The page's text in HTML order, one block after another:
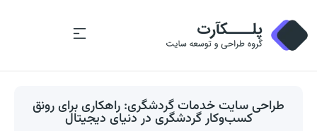
طراحی سایت خدمات گردشگری: راهکاری برای رونق
کسب‌وکار گردشگری در دنیای دیجیتال